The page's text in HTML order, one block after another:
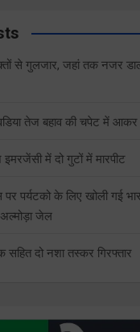
से गुलजार, जहां तक नजर
तेज बहाव की चपेट में आकर
में दो गुटों में मारपीट
पर पर्यटको के लिए खोली गई
जेल
दो नशा तस्कर गिरफ्तार